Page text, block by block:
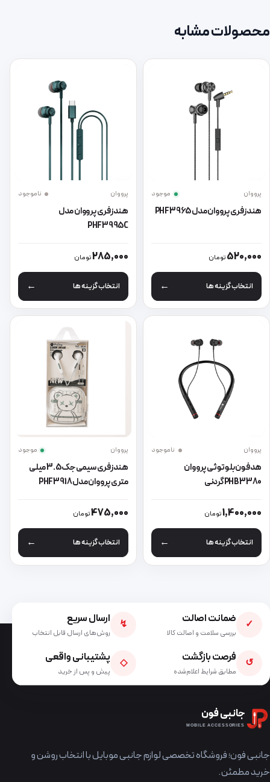
محصولات مشابه
پرووان موجود
هندزفری پرووان مدل PHF3965
520,000تومان
انتخاب گزینه ها
این محصول دارای انواع مختلفی می باشد. گزینه ها ممکن است در
پرووان ناموجود
هندزفری پرووان مدل
PHF3995C
285,000تومان
انتخاب گزینه ها
این محصول دارای انواع مختلفی
پرووان ناموجود
هدفون بلوتوثی پرووان
PHB3380گردنی
1,400,000تومان
انتخاب گزینه ها
این محصول دارای انواع مختلفی می باشد. گزینه ها ممکن است در
پرووان موجود
هندزفری سیمی جک 3.5 میلی
متری پرووان مدل PHF3918
475,000تومان
انتخاب گزینه ها
این محصول دارای انواع مختلفی
✓ ضمانت اصالت
بررسی سلامت و اصالت کالا
↯ ارسال سریع
روش‌های ارسال قابل انتخاب
↺ فرصت بازگشت
مطابق شرایط اعلام‌شده
◇ پشتیبانی واقعی
پیش و پس از خرید
جانبی فون
MOBILE ACCESSORIES
جانبی فون؛ فروشگاه تخصصی لوازم جانبی موبایل با انتخاب روشن و
خرید مطمئن.